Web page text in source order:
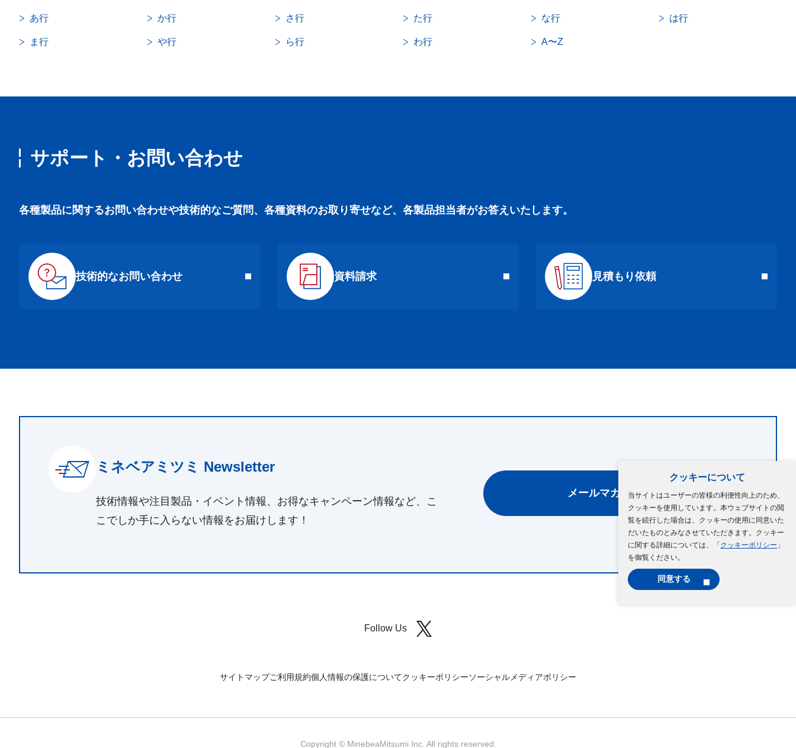
クッキーについて
当サイトはユーザーの皆様の利便性向上のため、
クッキーを使用しています。本ウェブサイトの閲
覧を続行した場合は、クッキーの使用に同意いた
だいたものとみなさせていただきます。クッキー
に関する詳細については、「 クッキーポリシー 」
を御覧ください。
同意する
あ行 か行 さ行 た行 な行 は行
ま行 や行 ら行 わ行 A〜Z
サポート・お問い合わせ
各種製品に関するお問い合わせや技術的なご質問、各種資料のお取り寄せなど、各製品担当者がお答えいたします。
技術的なお問い合わせ 資料請求 見積もり依頼
ミネベアミツミ Newsletter
技術情報や注目製品・イベント情報、お得なキャンペーン情報など、こ
こでしか手に入らない情報をお届けします！
メールマガジン登録
Follow Us
サイトマップご利用規約個人情報の保護についてクッキーポリシーソーシャルメディアポリシー
Copyright © MinebeaMitsumi Inc. All rights reserved.​